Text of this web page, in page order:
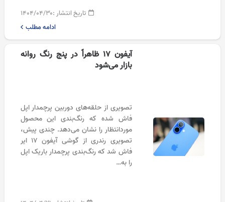
تاریخ انتشار :۱۴۰۴/۰۴/۳۰
ادامه مطلب
آیفون 17 ظاهراً در پنج رنگ روانه
بازار می‌شود
تصویری از حلقه‌های دوربین پرچمدار اپل
فاش شده که رنگ‌بندی این محصول
موردانتظار را نشان می‌دهد. چندی پیش،
تصویری رندری از گوشی آیفون ۱۷ ایر
فاش شد که رنگ‌بندی پرچمدار باریک اپل
را به…